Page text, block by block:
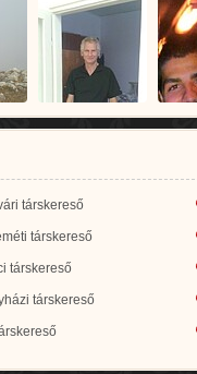
társkereső
társkereső
társkereső
társkereső